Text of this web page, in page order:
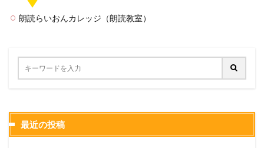
朗読らいおんカレッジ（朗読教室）
最近の投稿